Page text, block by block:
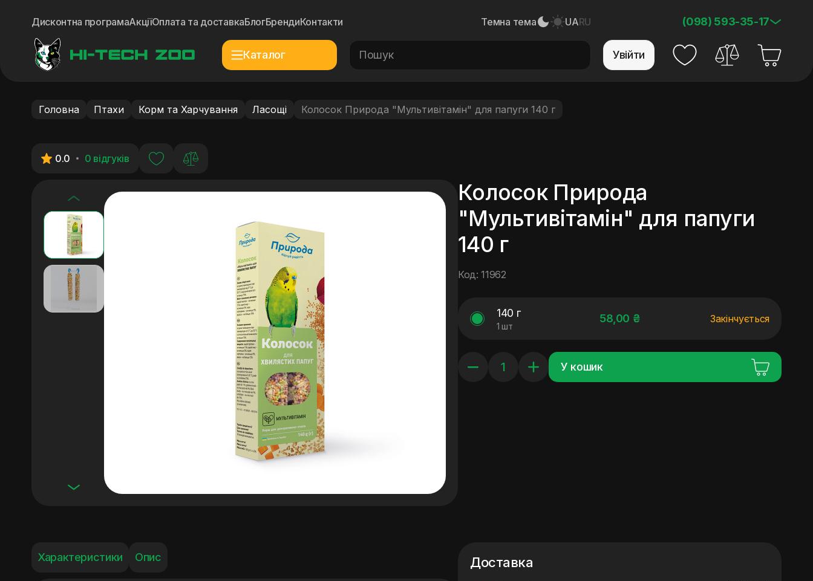
Дисконтна програмаАкціїОплата та доставкаБлогБрендиКонтакти Темна тема UARU (098) 593-35-17
Каталог Увійти
Головна Птахи Корм та Харчування Ласощі Колосок Природа "Мультивітамін" для папуги 140 г
0.0 0 відгуків
Колосок Природа
"Мультивітамін" для папуги
140 г
Код: 11962
140 г
1 шт
58,00 ₴ Закінчується
У кошик
Характеристики Опис Доставка